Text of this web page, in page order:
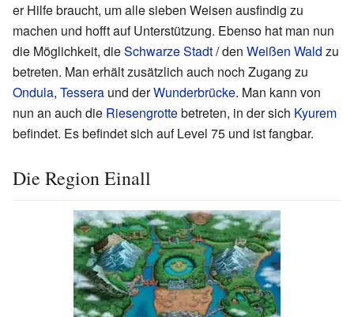
er Hilfe braucht, um alle sieben Weisen ausfindig zu
machen und hofft auf Unterstützung. Ebenso hat man nun
die Möglichkeit, dieSchwarze Stadt/ den Weißen Wald zu
betreten. Man erhält zusätzlich auch noch Zugang zu
Ondula, Tessera und derWunderbrücke. Man kann von
nun an auch die Riesengrottebetreten, in der sich Kyurem
befindet. Es befindet sich auf Level 75 und ist fangbar.
Die Region Einall